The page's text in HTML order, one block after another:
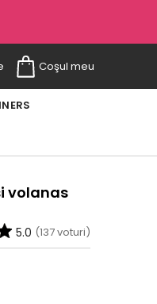
Coşul meu
volanas
5.0 (137voturi)